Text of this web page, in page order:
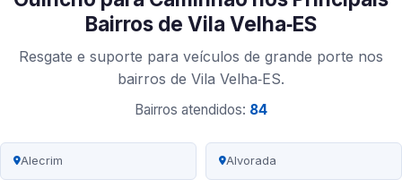
Bairros de Vila Velha‑ES
Resgate e suporte para veículos de grande porte nos
bairros de Vila Velha‑ES.
Bairros atendidos: 84
Alecrim Alvorada